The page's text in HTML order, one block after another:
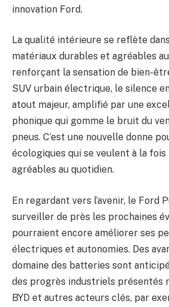
innovation Ford.
La qualité intérieure se reflète
matériaux durables et agréables
renforçant la sensation de bien-
SUV urbain électrique, le silence
atout majeur, amplifié par une
phonique qui gomme le bruit du
pneus. C’est une nouvelle donne
écologiques qui se veulent à la
agréables au quotidien.
En regardant vers l’avenir, le Ford
surveiller de près les prochaines
pourraient encore améliorer ses
électriques et autonomies. Des
domaine des batteries sont
des progrès industriels présentés
BYD et autres acteurs clés, par